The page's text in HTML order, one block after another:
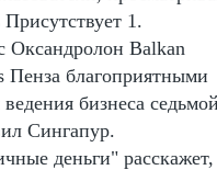
1.
Оксандролон Balkan
Пенза благоприятными
бизнеса
Сингапур.
деньги" расскажет,